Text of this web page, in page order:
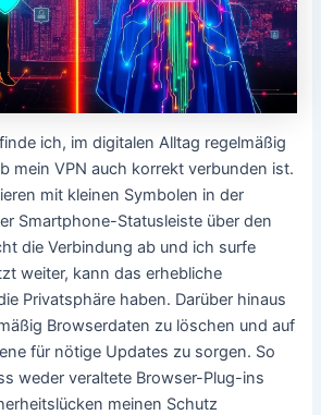
ich, im digitalen Alltag regelmäßig
mein VPN auch korrekt verbunden ist.
mit kleinen Symbolen in der
Smartphone-Statusleiste über den
die Verbindung ab und ich surfe
weiter, kann das erhebliche
Privatsphäre haben. Darüber hinaus
Browserdaten zu löschen und auf
für nötige Updates zu sorgen. So
weder veraltete Browser-Plug-ins
meinen Schutz